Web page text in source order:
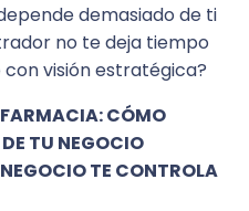
demasiado de ti
no te deja tiempo
visión estratégica?
CÓMO
TU NEGOCIO
TE CONTROLA